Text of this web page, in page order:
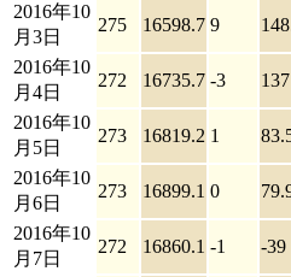
2016年10
月3日
275 16598.7 9
2016年10
月4日
272 16735.7 -3 137
2016年10
月5日
273 16819.2 1
2016年10
月6日
273 16899.1 0
2016年10
月7日
272 16860.1 -1 -39